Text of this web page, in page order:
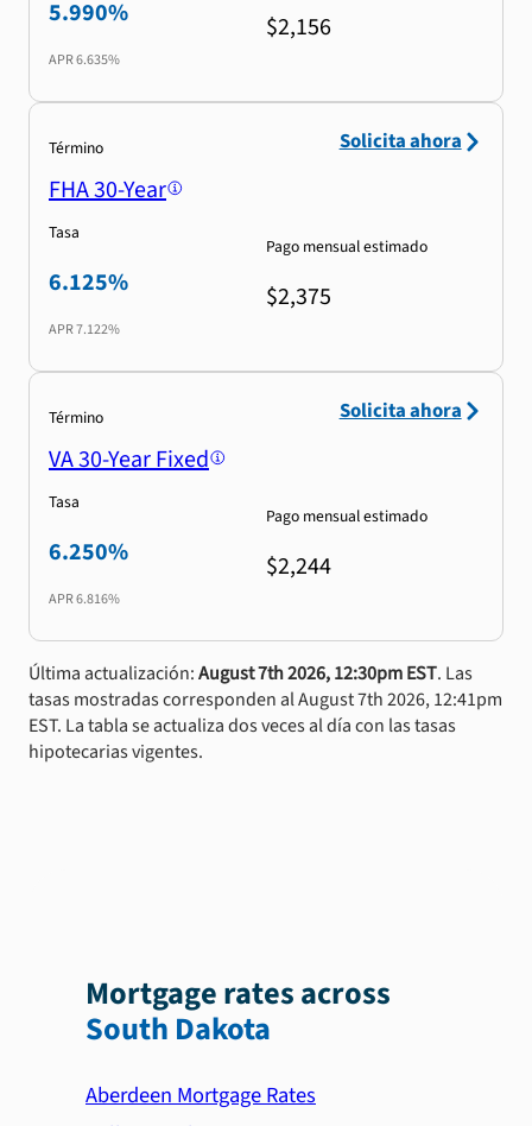
5.990%
APR6.635%
$2,156
Término
FHA 30-Year
Tasa
6.125%
APR7.122%
Pago mensual estimado
$2,375
Solicita ahora
Término
VA 30-Year Fixed
Tasa
6.250%
APR6.816%
Pago mensual estimado
$2,244
Solicita ahora
Última actualización:August 7th 2026, 12:30pm EST. Las
tasas mostradas corresponden al August 7th 2026, 12:41pm
EST. La tabla se actualiza dos veces al día con las tasas
hipotecarias vigentes.
Mortgage rates across
South Dakota
Aberdeen Mortgage Rates